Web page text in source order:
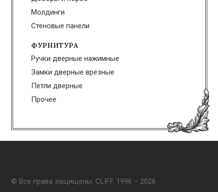
Молдинги
Стеновые панели
ФУРНИТУРА
Ручки дверные нажимные
Замки дверные врезные
Петли дверные
Прочее
© Все права защищены. CLIFF. 1996 – 2026